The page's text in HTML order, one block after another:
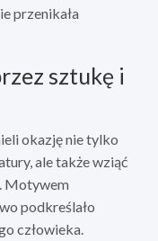
przenikała
sztukę i
okazję nie tylko
ale także wziąć
Motywem
podkreślało
człowieka.